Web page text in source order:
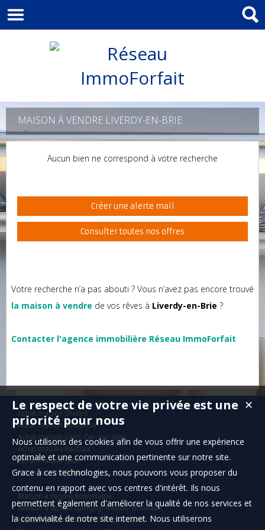
MAISON À VENDRE LIVERDY-EN-BRIE
Aucun bien ne correspond à votre recherche
Créer une alerte mail
Consulter toutes nos offres
Votre recherche n’a pas abouti ? Vous n’avez pas encore trouvé
la maison à vendre de vos rêves à Liverdy-en-Brie ?
Contacter l'agence immobilière Réseau ImmoForfait
Achat maison Chelles
Achat maison Arnouville
Achat maison Saint-Cyr-sur-Mer
Achat maison Roubaix
Achat maison Léon
Achat maison Santec
Maison à vendre Bonnétable
Maison à vendre Lumigny-Nesles-Ormeaux
Maison à vendre La Ferté-sous-Jouarre
✕
Le respect de votre vie privée est une
priorité pour nous
Nous utilisons des cookies afin de vous offrir une expérience
optimale et une communication pertinente sur notre site.
Grace à ces technologies, nous pouvons vous proposer du
contenu en rapport avec vos centres d'intérêt. Ils nous
permettent également d'améliorer la qualité de nos services et
la convivialité de notre site internet. Nous utiliserons